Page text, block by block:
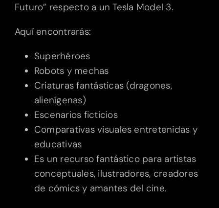
Futuro” respecto a un Tesla Model 3.
Aquí encontrarás:
Superhéroes
Robots y mechas
Criaturas fantásticas (dragones,
alienígenas)
Escenarios ficticios
Comparativas visuales entretenidas y
educativas
Es un recurso fantástico para artistas
conceptuales, ilustradores, creadores
de cómics y amantes del cine.